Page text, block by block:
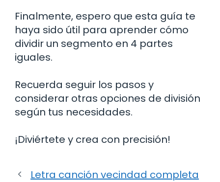
Finalmente, espero que esta guía te
haya sido útil para aprender cómo
dividir un segmento en 4 partes
iguales.
Recuerda seguir los pasos y
considerar otras opciones de división
según tus necesidades.
¡Diviértete y crea con precisión!
Letra canción vecindad completa